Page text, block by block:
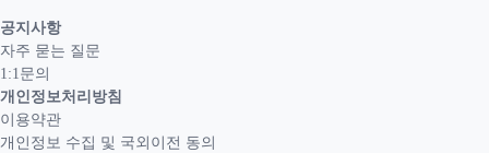
공지사항
자주 묻는 질문
1:1문의
개인정보처리방침
이용약관
개인정보 수집 및 국외이전 동의